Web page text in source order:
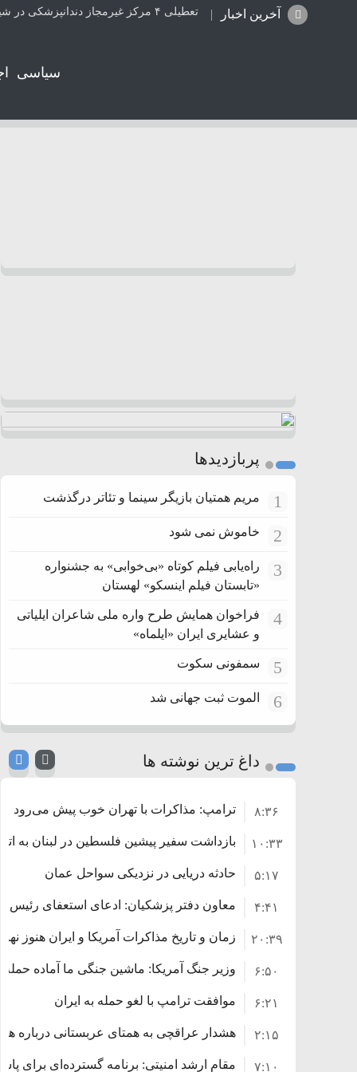
آخرین اخبار تعطیلی ۴ مرکز غیرمجاز دندانپزشکی در شیراز از ابتدای مردادماه تاکنون
سیاسی
پربازدیدها
1 مریم همتیان بازیگر سینما و تئاتر درگذشت
2 خاموش نمی شود
3
راه‌یابی فیلم کوتاه «بی‌خوابی» به جشنواره
«تابستان فیلم اینسکو» لهستان
4
فراخوان همایش طرح واره ملی شاعران ایلیاتی
و عشایری ایران «ایلماه»
5 سمفونی سکوت
6 الموت ثبت جهانی شد
داغ ترین نوشته ها
ترامپ: مذاکرات با تهران خوب پیش می‌رود ۸:۳۶
بازداشت سفیر پیشین فلسطین در لبنان به ۱۰:۳۳
حادثه دریایی در نزدیکی سواحل عمان ۵:۱۷
معاون دفتر پزشکیان: ادعای استعفای ۴:۴۱
زمان و تاریخ مذاکرات آمریکا و ایران هنوز ۲۰:۳۹
وزیر جنگ آمریکا: ماشین جنگی ما آماده ۶:۵۰
موافقت ترامپ با لغو حمله به ایران ۶:۲۱
هشدار عراقچی به همتای عربستانی درباره ۲:۱۵
مقام ارشد امنیتی: برنامه گسترده‌ای برای پاسخ ۷:۱۰